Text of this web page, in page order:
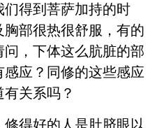
得到菩萨加持的时
部很热很舒服，有的
，下体这么肮脏的部
应？同修的这些感应
关系吗？
得好的人是肚脐眼以